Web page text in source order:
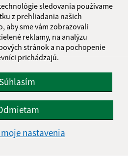
sledovania používame
z prehliadania našich
aby sme vám zobrazovali
reklamy, na analýzu
stránok a na pochopenie
prichádzajú.
Súhlasím
nastavenia
55 300 90 01
00690988